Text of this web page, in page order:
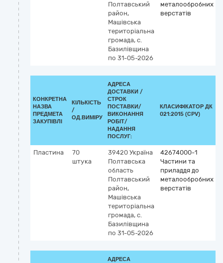
Полтавський
район,
Машівська
територіальна
громада, с.
Базилівщина
по 31-05-2026
металообробних
верстатів
КОНКРЕТНА
НАЗВА
ПРЕДМЕТА
ЗАКУПІВЛІ
КІЛЬКІСТЬ
/
ОД.ВИМІРУ
АДРЕСА
ДОСТАВКИ /
СТРОК
ПОСТАВКИ/
ВИКОНАННЯ
РОБІТ/
НАДАННЯ
ПОСЛУГ:
КЛАСИФІКАТОР ДК
021:2015 (CPV)
Пластина
70
штука
39420 Україна
Полтавська
область
Полтавський
район,
Машівська
територіальна
громада, с.
Базилівщина
по 31-05-2026
42674000-1
Частини та
приладдя до
металообробних
верстатів
АДРЕСА